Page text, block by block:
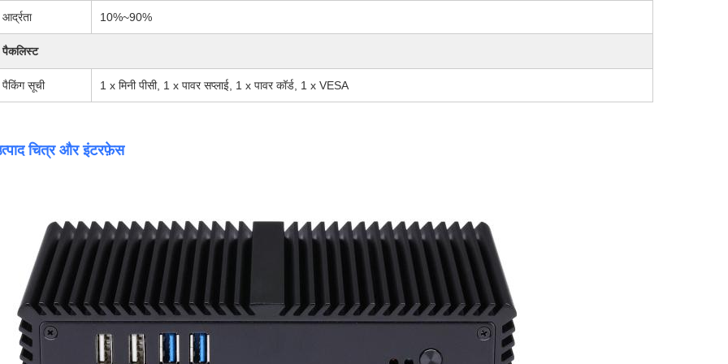
आर्द्रता 10%~90%
पैकलिस्ट
पैकिंग सूची 1 x मिनी पीसी, 1 x पावर सप्लाई, 1 x पावर कॉर्ड, 1 x VESA
चित्र और इंटरफ़ेस